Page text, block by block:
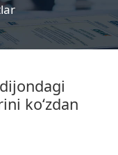
ko‘zdan